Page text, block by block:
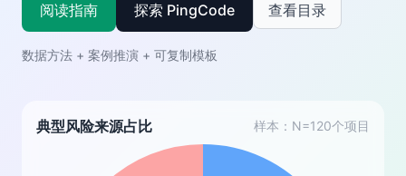
阅读指南 探索 PingCode 查看目录
数据方法 + 案例推演 + 可复制模板
典型风险来源占比 样本：N=120个项目